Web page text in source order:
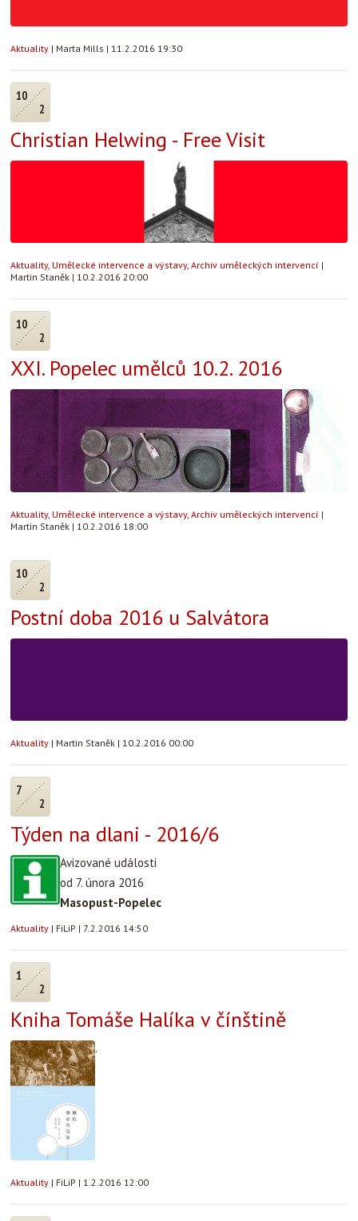
Aktuality | Marta Mills | 11.2.2016 19:30
10
2
Christian Helwing - Free Visit
Aktuality, Umělecké intervence a výstavy, Archiv uměleckých intervencí |
Martin Staněk | 10.2.2016 20:00
10
2
XXI. Popelec umělců 10.2. 2016
Aktuality, Umělecké intervence a výstavy, Archiv uměleckých intervencí |
Martin Staněk | 10.2.2016 18:00
10
2
Postní doba 2016 u Salvátora
Aktuality | Martin Staněk | 10.2.2016 00:00
7
2
Týden na dlani - 2016/6
Avizované události
od 7. února 2016
Masopust-Popelec
Aktuality | FiLiP | 7.2.2016 14:50
1
2
Kniha Tomáše Halíka v čínštině
.
Aktuality | FiLiP | 1.2.2016 12:00